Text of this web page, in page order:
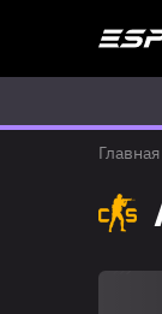
Главная